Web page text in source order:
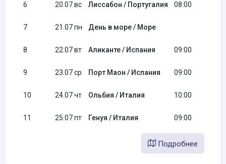
6 20.07 вс Лиссабон / Португалия 08:00
7 21.07 пн День в море / Море
8 22.07 вт Аликанте / Испания 09:00
9 23.07 ср Порт Маон / Испания 09:00
10 24.07 чт Ольбия / Италия 10:00
11 25.07 пт Генуя / Италия 09:00
Подробнее